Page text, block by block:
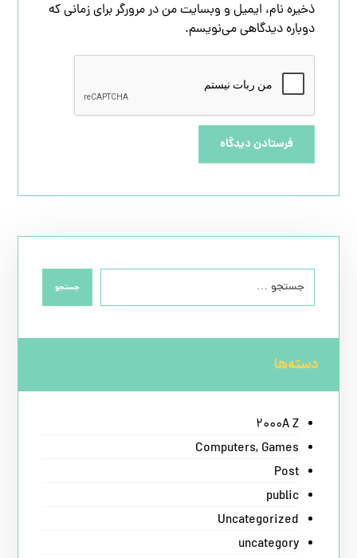
ذخیره نام، ایمیل و وبسایت من در مرورگر برای زمانی که
دوباره دیدگاهی می‌نویسم.
فرستادن دیدگاه
جستجو
دسته‌ها
2000A Z
Computers, Games
Post
public
Uncategorized
uncategory